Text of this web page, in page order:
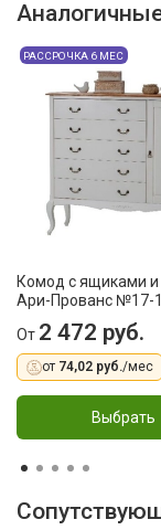
РАССРОЧКА 6 МЕС
Комод с ящиками
Ари-Прованс №17-
От 2 472 руб.
от 74,02 руб./мес
Выбрать